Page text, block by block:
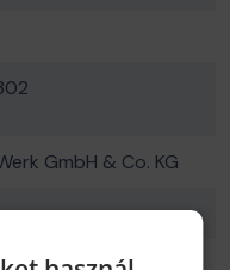
GmbH & Co. KG